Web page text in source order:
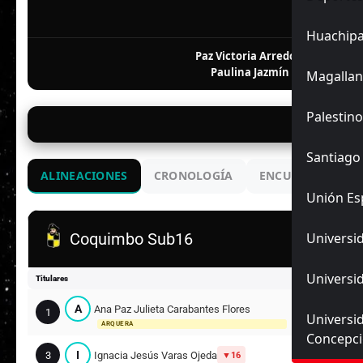
Palestino
Unión
Paz Victoria Arredondo Fuentes
Paulina Jazmín Véliz
26/
ALINEACIONES CRONOLOGÍA ENCUENTROS
Coquimbo Sub16
Titulares
1 A Ana Paz Julieta Carabantes Flores
ARQUERA
3 I Ignacia Jesús Varas Ojeda 16